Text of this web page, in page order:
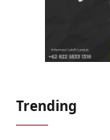
Trending